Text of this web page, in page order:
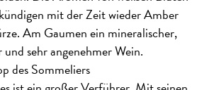
mit der Zeit wieder Amber
Am Gaumen ein mineralischer,
sehr angenehmer Wein.
des Sommeliers